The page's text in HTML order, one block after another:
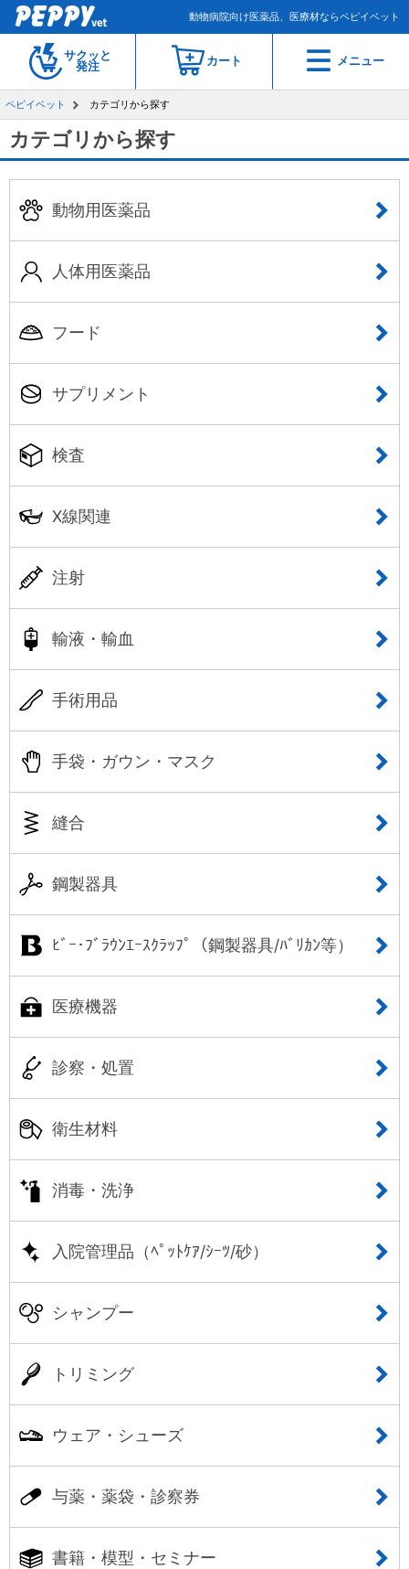
動物病院向け医薬品、医療材ならペピイベット
サクッと
発注
カート メニュー
ペピイベット カテゴリから探す
カテゴリから探す
動物用医薬品
人体用医薬品
フード
サプリメント
検査
X線関連
注射
輸液・輸血
手術用品
手袋・ガウン・マスク
縫合
鋼製器具
ﾋﾞｰ･ﾌﾞﾗｳﾝｴｰｽｸﾗｯﾌﾟ（鋼製器具/ﾊﾞﾘｶﾝ等）
医療機器
診察・処置
衛生材料
消毒・洗浄
入院管理品（ﾍﾟｯﾄｹｱ/ｼｰﾂ/砂）
シャンプー
トリミング
ウェア・シューズ
与薬・薬袋・診察券
書籍・模型・セミナー